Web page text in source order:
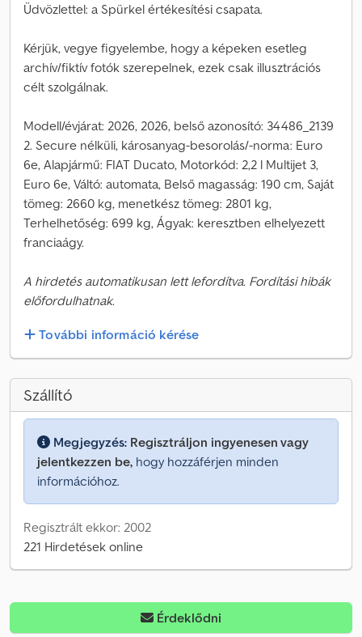
Üdvözlettel: a Spürkel értékesítési csapata.
Kérjük, vegye figyelembe, hogy a képeken esetleg
archív/fiktív fotók szerepelnek, ezek csak illusztrációs
célt szolgálnak.
Modell/évjárat: 2026, 2026, belső azonosító: 34486_2139
2. Secure nélküli, károsanyag-besorolás/-norma: Euro
6e, Alapjármű: FIAT Ducato, Motorkód: 2,2 l Multijet 3,
Euro 6e, Váltó: automata, Belső magasság: 190 cm, Saját
tömeg: 2660 kg, menetkész tömeg: 2801 kg,
Terhelhetőség: 699 kg, Ágyak: keresztben elhelyezett
franciaágy.
A hirdetés automatikusan lett lefordítva. Fordítási hibák
előfordulhatnak.
További információ kérése
Szállító
Megjegyzés: Regisztráljon ingyenesen vagy
jelentkezzen be, hogy hozzáférjen minden
információhoz.
Regisztrált ekkor: 2002
221 Hirdetések online
Érdeklődni